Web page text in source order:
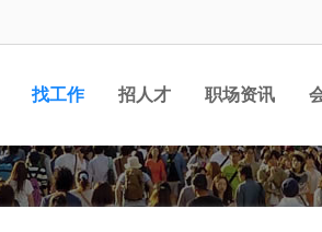
找工作 招人才 职场资讯